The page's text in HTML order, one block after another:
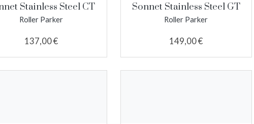
Stainless Steel CT
Roller Parker
137,00 €
Sonnet Stainless Steel GT
Roller Parker
149,00 €